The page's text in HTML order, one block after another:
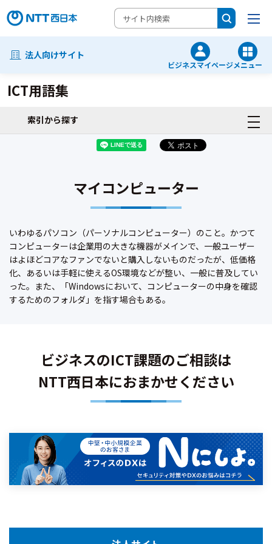
法人向けサイト
ビジネスマイページメニュー
ICT用語集
索引から探す
マイコンピューター
いわゆるパソコン（パーソナルコンピューター）のこと。かつて
コンピューターは企業用の大きな機器がメインで、一般ユーザー
はよほどコアなファンでないと購入しないものだったが、低価格
化、あるいは手軽に使えるOS環境などが整い、一般に普及してい
った。また、「Windowsにおいて、コンピューターの中身を確認
するためのフォルダ」を指す場合もある。
ビジネスのICT課題のご相談は
NTT西日本におまかせください